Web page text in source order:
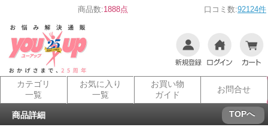
商品数:1888点 口コミ数:92124件
カテゴリ
一覧
お気に入り
一覧
お買い物
ガイド
お問合せ
商品詳細 TOPへ